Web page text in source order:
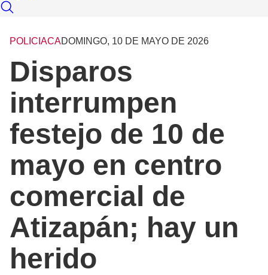
POLICIACADOMINGO, 10 DE MAYO DE 2026
Disparos
interrumpen
festejo de 10 de
mayo en centro
comercial de
Atizapán; hay un
herido